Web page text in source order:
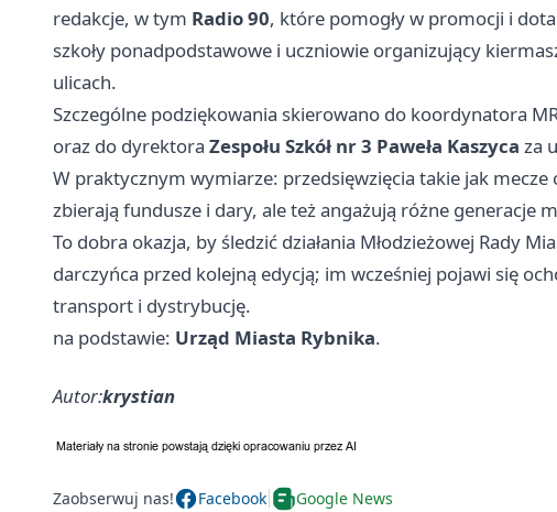
redakcje, w tym Radio 90, które pomogły w promocji i
szkoły ponadpodstawowe i uczniowie organizujący
ulicach.
Szczególne podziękowania skierowano do koordynatora
oraz do dyrektora Zespołu Szkół nr 3 Paweła Kaszyca za
W praktycznym wymiarze: przedsięwzięcia takie jak
zbierają fundusze i dary, ale też angażują różne
To dobra okazja, by śledzić działania Młodzieżowej Rady
darczyńca przed kolejną edycją; im wcześniej pojawi się
transport i dystrybucję.
na podstawie: Urząd Miasta Rybnika.
Autor:krystian
Zaobserwuj nas! Facebook Google News